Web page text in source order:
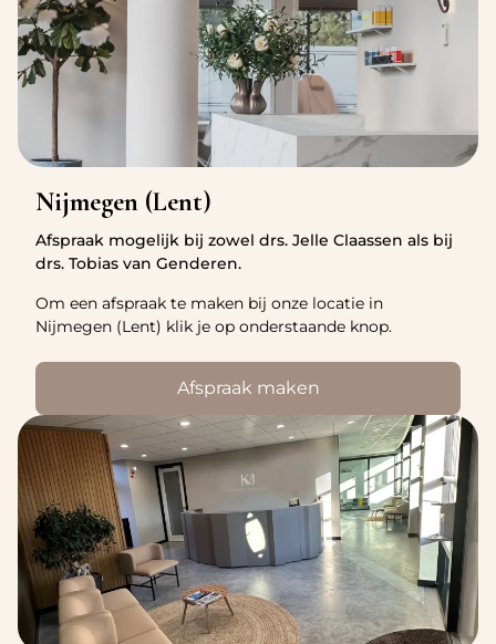
Nijmegen (Lent)
Afspraak mogelijk bij zowel drs. Jelle Claassen als bij
drs. Tobias van Genderen.
Om een afspraak te maken bij onze locatie in
Nijmegen (Lent) klik je op onderstaande knop.
Afspraak maken